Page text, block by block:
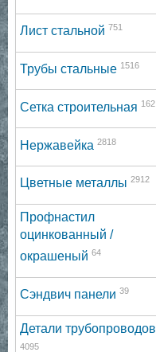
Лист стальной 751
Трубы стальные 1516
Сетка строительная 162
Нержавейка 2818
Цветные металлы 2912
Профнастил
оцинкованный /
окрашеный 64
Сэндвич панели 39
Детали трубопроводов
4095